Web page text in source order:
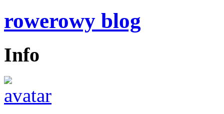
rowerowy blog
Info